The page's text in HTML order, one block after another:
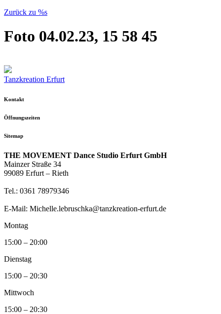
Zurück zu %s
Foto 04.02.23, 15 58 45
Tanzkreation Erfurt
Kontakt
Öffnungszeiten
Sitemap
THE MOVEMENT Dance Studio Erfurt GmbH
Mainzer Straße 34
99089 Erfurt – Rieth
Tel.: 0361 78979346
E-Mail: Michelle.lebruschka@tanzkreation-erfurt.de
Montag
15:00 – 20:00
Dienstag
15:00 – 20:30
Mittwoch
15:00 – 20:30